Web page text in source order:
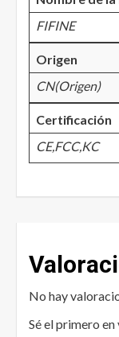
FIFINE
Origen
CN(Origen)
Certificación
CE,FCC,KC
No hay
Sé el primero